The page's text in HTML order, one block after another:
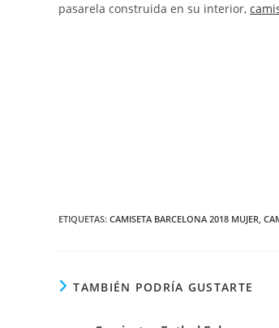
pasarela construida en su interior,
ETIQUETAS: CAMISETA BARCELONA 2018 MUJER,
TAMBIÉN PODRÍA GUSTARTE